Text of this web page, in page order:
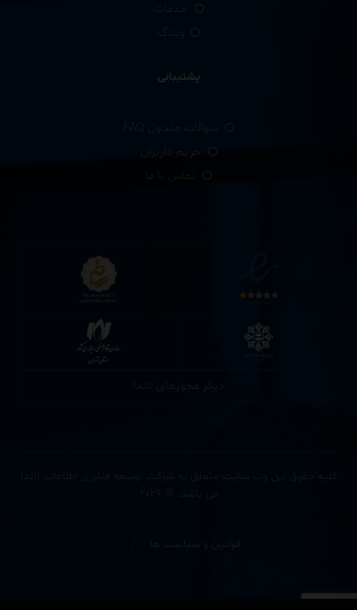
پشتیبانی
سوالات متداول FAQ
حریم کاربران
دیگر مجوزهای لاندا
کلیه حقوق این وب سایت متعلق به شرکت توسعه فناوری اطلاعات لاندا
قوانین و سیاست ها